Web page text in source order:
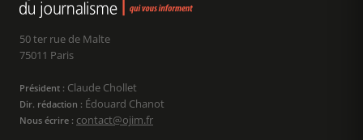
50 ter rue de Malte
75011 Paris
Président : Claude Chollet
Dir. rédaction : Édouard Chanot
Nous écrire : contact@ojim.fr